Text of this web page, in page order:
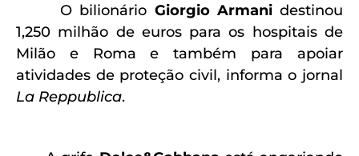
O bilionário Giorgio Armanidestinou
1,250 milhão de euros para os hospitais de
Milão e Roma e também para apoiar
atividades de proteção civil, informa o jornal
La Reppublica.